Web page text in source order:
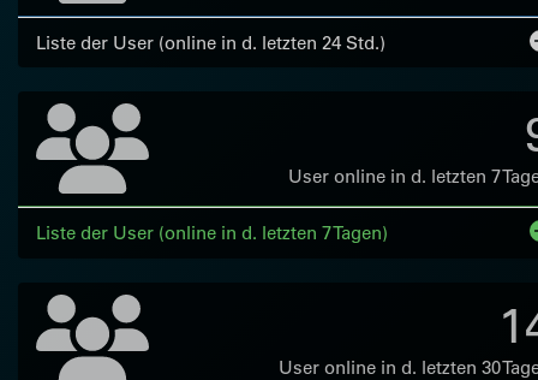
Liste der User (online in d. letzten 24 Std.)
User online in d. letzten 7
Liste der User (online in d. letzten 7 Tagen)
User online in d. letzten 30